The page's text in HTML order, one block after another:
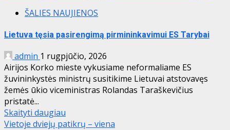
ŠALIES NAUJIENOS
Lietuva tęsia pasirengimą pirmininkavimui ES Tarybai
admin 1 rugpjūčio, 2026
Airijos Korko mieste vykusiame neformaliame ES
žuvininkystės ministrų susitikime Lietuvai atstovavęs
žemės ūkio viceministras Rolandas Taraškevičius
pristatė...
Skaityti daugiau
Vietoje dviejų patikrų – viena